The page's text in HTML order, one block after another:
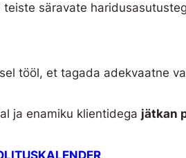
säravate
tööl, et tagada adekvaatne
ja enamiku klientidega jätkan